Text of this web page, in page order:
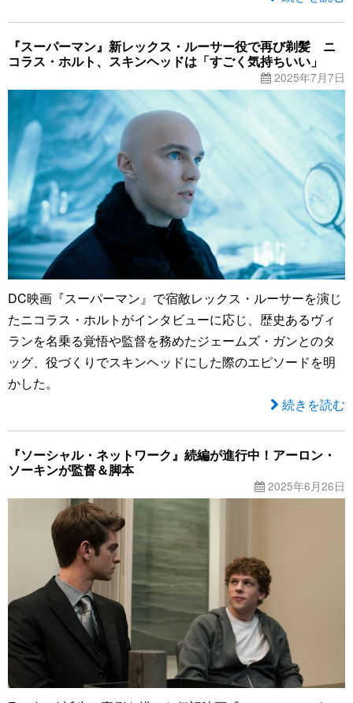
『スーパーマン』新レックス・ルーサー役で再び剃髪 ニ
コラス・ホルト、スキンヘッドは「すごく気持ちいい」
2025年7月7日
DC映画『スーパーマン』で宿敵レックス・ルーサーを演じ
たニコラス・ホルトがインタビューに応じ、歴史あるヴィ
ランを名乗る覚悟や監督を務めたジェームズ・ガンとのタ
ッグ、役づくりでスキンヘッドにした際のエピソードを明
かした。
続きを読む
『ソーシャル・ネットワーク』続編が進行中！アーロン・
ソーキンが監督＆脚本
2025年6月26日